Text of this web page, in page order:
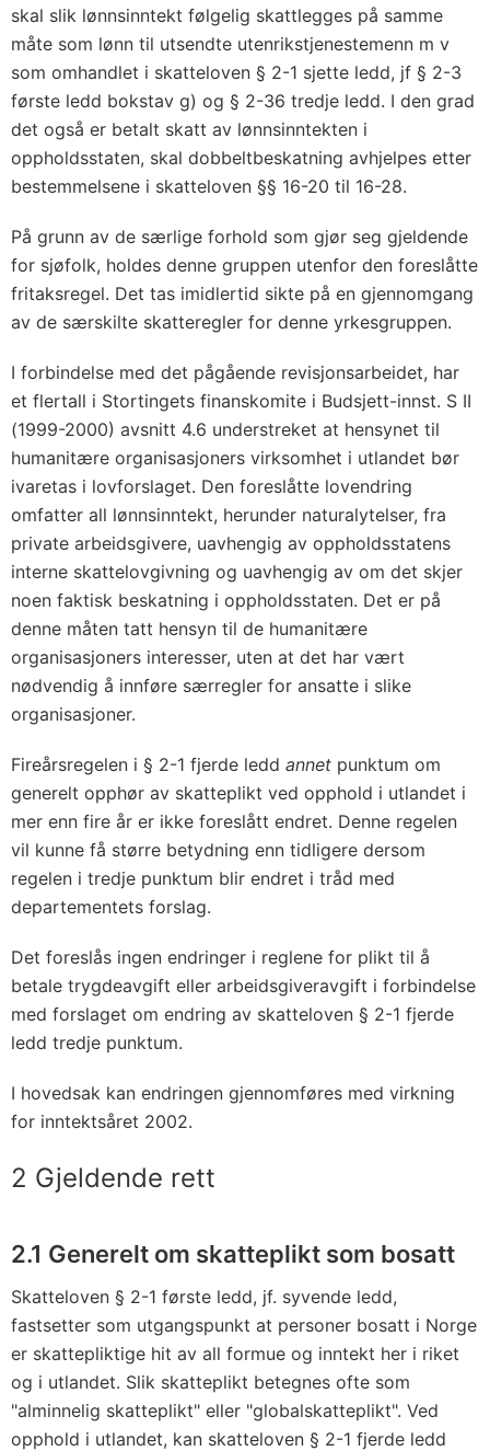
skal slik lønnsinntekt følgelig skattlegges på samme
måte som lønn til utsendte utenrikstjenestemenn m v
som omhandlet i skatteloven § 2-1 sjette ledd, jf § 2-3
første ledd bokstav g) og § 2-36 tredje ledd. I den grad
det også er betalt skatt av lønnsinntekten i
oppholdsstaten, skal dobbeltbeskatning avhjelpes etter
bestemmelsene i skatteloven §§ 16-20 til 16-28.
På grunn av de særlige forhold som gjør seg gjeldende
for sjøfolk, holdes denne gruppen utenfor den foreslåtte
fritaksregel. Det tas imidlertid sikte på en gjennomgang
av de særskilte skatteregler for denne yrkesgruppen.
I forbindelse med det pågående revisjonsarbeidet, har
et flertall i Stortingets finanskomite i Budsjett-innst. S II
(1999-2000) avsnitt 4.6 understreket at hensynet til
humanitære organisasjoners virksomhet i utlandet bør
ivaretas i lovforslaget. Den foreslåtte lovendring
omfatter all lønnsinntekt, herunder naturalytelser, fra
private arbeidsgivere, uavhengig av oppholdsstatens
interne skattelovgivning og uavhengig av om det skjer
noen faktisk beskatning i oppholdsstaten. Det er på
denne måten tatt hensyn til de humanitære
organisasjoners interesser, uten at det har vært
nødvendig å innføre særregler for ansatte i slike
organisasjoner.
Fireårsregelen i § 2-1 fjerde ledd annet punktum om
generelt opphør av skatteplikt ved opphold i utlandet i
mer enn fire år er ikke foreslått endret. Denne regelen
vil kunne få større betydning enn tidligere dersom
regelen i tredje punktum blir endret i tråd med
departementets forslag.
Det foreslås ingen endringer i reglene for plikt til å
betale trygdeavgift eller arbeidsgiveravgift i forbindelse
med forslaget om endring av skatteloven § 2-1 fjerde
ledd tredje punktum.
I hovedsak kan endringen gjennomføres med virkning
for inntektsåret 2002.
2 Gjeldende rett
2.1 Generelt om skatteplikt som bosatt
Skatteloven § 2-1 første ledd, jf. syvende ledd,
fastsetter som utgangspunkt at personer bosatt i Norge
er skattepliktige hit av all formue og inntekt her i riket
og i utlandet. Slik skatteplikt betegnes ofte som
"alminnelig skatteplikt" eller "globalskatteplikt". Ved
opphold i utlandet, kan skatteloven § 2-1 fjerde ledd